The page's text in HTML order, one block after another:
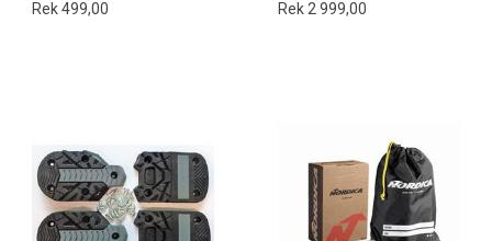
Rek 499,00 Rek 2 999,00